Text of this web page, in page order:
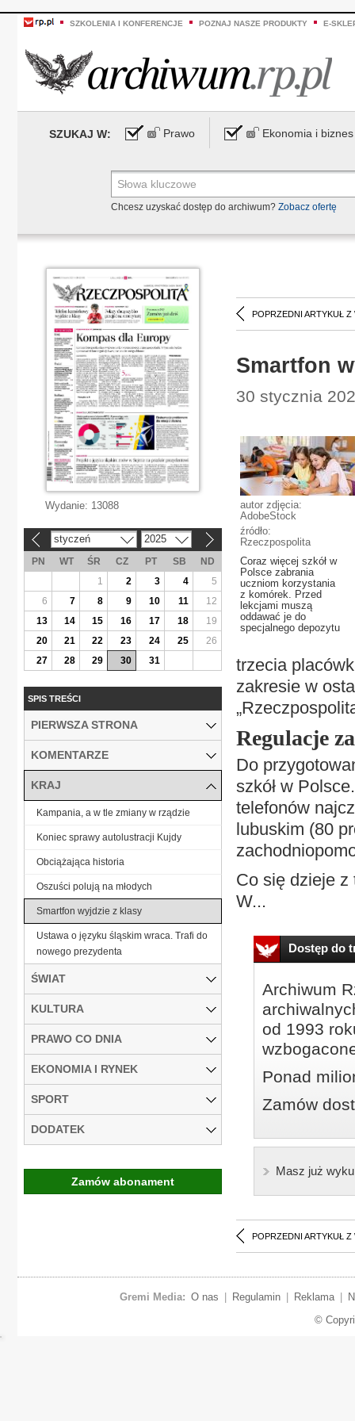
SZKOLENIA I KONFERENCJE POZNAJ NASZE PRODUKTY E-
SZUKAJ W: Prawo Ekonomia i biznes
Chcesz uzyskać dostęp do archiwum? Zobacz ofertę
POPRZEDNI ARTYKUŁ Z
Smartfon
30 stycznia
autor zdjęcia:
AdobeStock
źródło:
Rzeczpospolita
Coraz więcej szkół w
Polsce zabrania
uczniom korzystania
z komórek. Przed
lekcjami muszą
oddawać je do
specjalnego depozytu
trzecia
zakresie w
Regulacje
Do
szkół w
telefonów
lubuskim (80
Co się dzieje z
W...
Dostęp do
Archiwum
od 1993
Ponad
Zamów
Masz już
POPRZEDNI ARTYKUŁ Z
Wydanie: 13088
styczeń 2025
PN WT ŚR CZ PT SB
ND
1
2 3 4
5
6
7 8 9 10 11
12
13
14 15 16 17 18
19
20
21 22 23 24 25
26
27
28 29 30 31
SPIS TREŚCI
PIERWSZA STRONA
KOMENTARZE
KRAJ
Kampania, a w tle zmiany w rządzie
Koniec sprawy autolustracji Kujdy
Obciążająca historia
Oszuści polują na młodych
Smartfon wyjdzie z klasy
Ustawa o języku śląskim wraca. Trafi do
nowego prezydenta
ŚWIAT
KULTURA
PRAWO CO DNIA
EKONOMIA I RYNEK
SPORT
DODATEK
Zamów abonament
Gremi Media: O nas Regulamin Reklama
©